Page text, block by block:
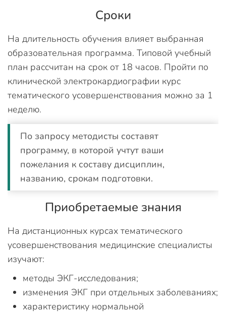
Сроки
На длительность обучения влияет выбранная
образовательная программа. Типовой учебный
план рассчитан на срок от 18 часов. Пройти по
клинической электрокардиографии курс
тематического усовершенствования можно за 1
неделю.
По запросу методисты составят
программу, в которой учтут ваши
пожелания к составу дисциплин,
названию, срокам подготовки.
Приобретаемые знания
На дистанционных курсах тематического
усовершенствования медицинские специалисты
изучают:
методы ЭКГ-исследования;
изменения ЭКГ при отдельных заболеваниях;
характеристику нормальной